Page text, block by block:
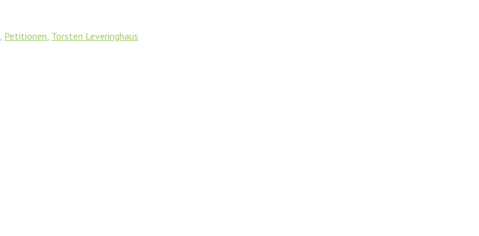
Petitionen Torsten Leveringhaus